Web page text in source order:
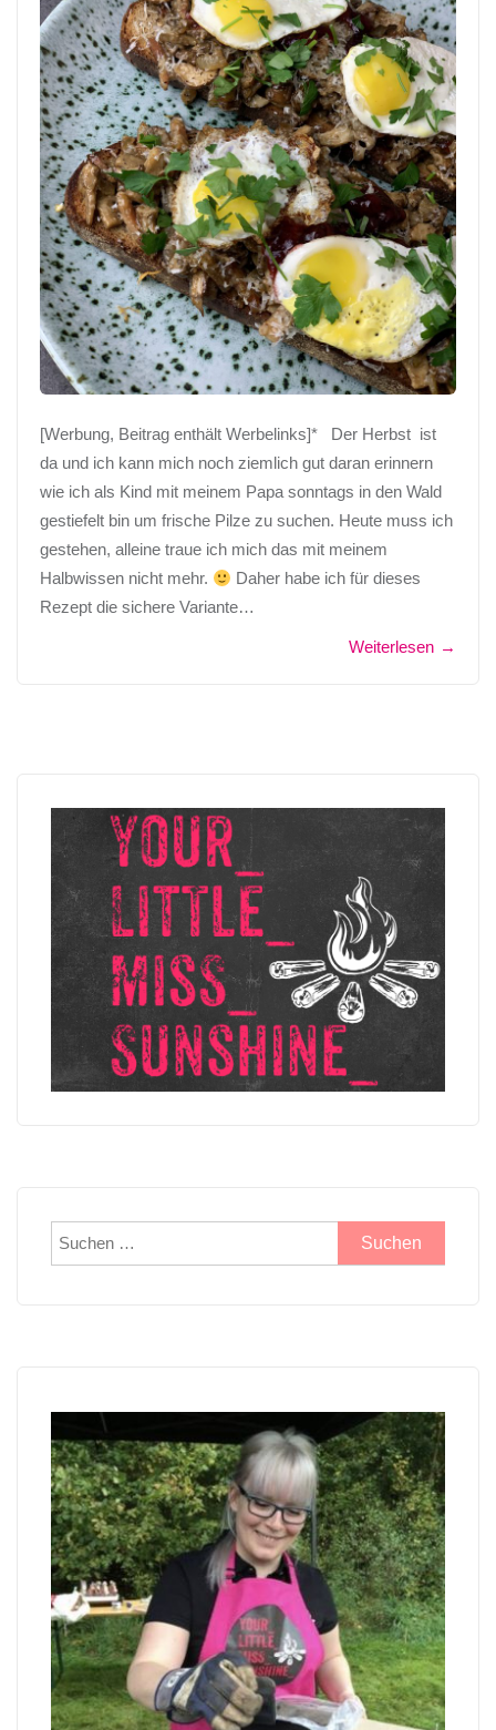
[Werbung, Beitrag enthält Werbelinks]* Der Herbst ist
da und ich kann mich noch ziemlich gut daran erinnern
wie ich als Kind mit meinem Papa sonntags in den Wald
gestiefelt bin um frische Pilze zu suchen. Heute muss ich
gestehen, alleine traue ich mich das mit meinem
Halbwissen nicht mehr.
Daher habe ich für dieses
Rezept die sichere Variante…
Weiterlesen →
Suchen
nach: